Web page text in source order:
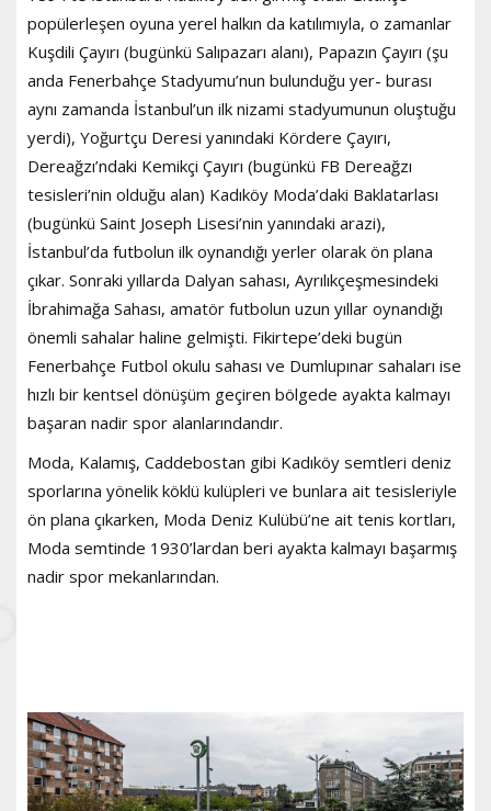
popülerleşen oyuna yerel halkın da katılımıyla, o zamanlar
Kuşdili Çayırı (bugünkü Salıpazarı alanı), Papazın Çayırı (şu
anda Fenerbahçe Stadyumu’nun bulunduğu yer- burası
aynı zamanda İstanbul’un ilk nizami stadyumunun oluştuğu
yerdi), Yoğurtçu Deresi yanındaki Kördere Çayırı,
Dereağzı’ndaki Kemikçi Çayırı (bugünkü FB Dereağzı
tesisleri’nin olduğu alan) Kadıköy Moda’daki Baklatarlası
(bugünkü Saint Joseph Lisesi’nin yanındaki arazi),
İstanbul’da futbolun ilk oynandığı yerler olarak ön plana
çıkar. Sonraki yıllarda Dalyan sahası, Ayrılıkçeşmesindeki
İbrahimağa Sahası, amatör futbolun uzun yıllar oynandığı
önemli sahalar haline gelmişti. Fikirtepe’deki bugün
Fenerbahçe Futbol okulu sahası ve Dumlupınar sahaları ise
hızlı bir kentsel dönüşüm geçiren bölgede ayakta kalmayı
başaran nadir spor alanlarındandır.
Moda, Kalamış, Caddebostan gibi Kadıköy semtleri deniz
sporlarına yönelik köklü kulüpleri ve bunlara ait tesisleriyle
ön plana çıkarken, Moda Deniz Kulübü’ne ait tenis kortları,
Moda semtinde 1930’lardan beri ayakta kalmayı başarmış
nadir spor mekanlarından.